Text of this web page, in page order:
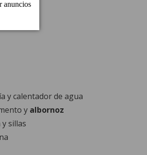
y calentador de agua
y albornoz
sillas